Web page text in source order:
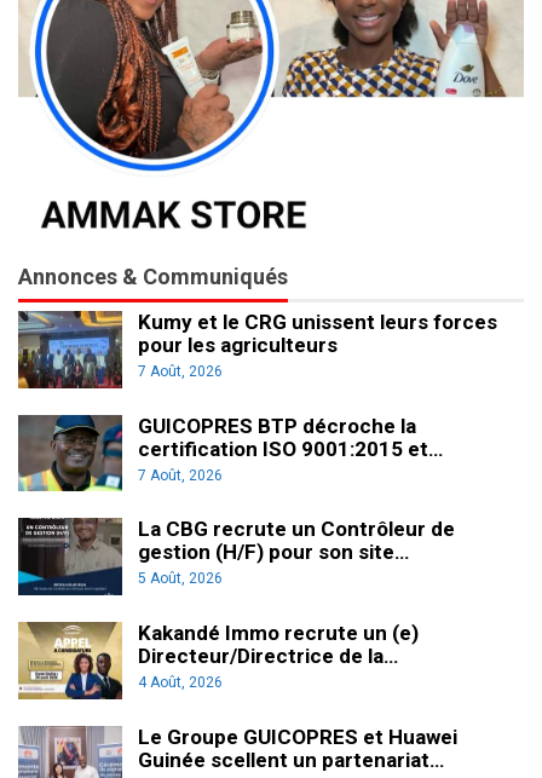
Annonces & Communiqués
Kumy et le CRG unissent leurs forces
pour les agriculteurs
7 Août, 2026
GUICOPRES BTP décroche la
certification ISO 9001:2015 et…
7 Août, 2026
La CBG recrute un Contrôleur de
gestion (H/F) pour son site…
5 Août, 2026
Kakandé Immo recrute un (e)
Directeur/Directrice de la…
4 Août, 2026
Le Groupe GUICOPRES et Huawei
Guinée scellent un partenariat…